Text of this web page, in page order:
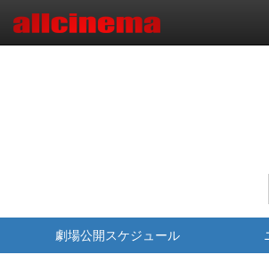
劇場公開スケジュール